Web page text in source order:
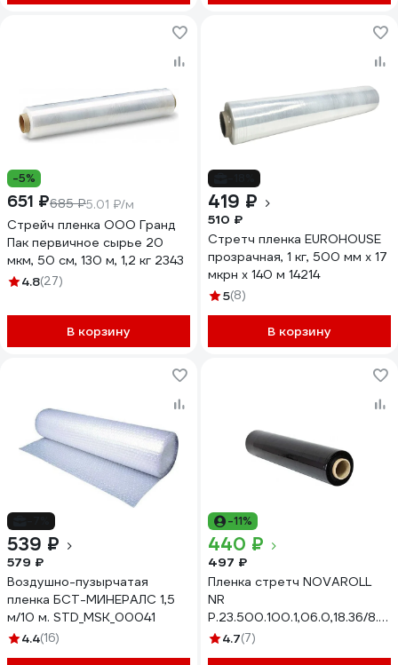
-5%
651 ₽685 ₽5.01 ₽/м
Стрейч пленка ООО Гранд
Пак первичное сырье 20
мкм, 50 см, 130 м, 1,2 кг 2343
4.8(27)
В корзину
419 ₽
510 ₽
Стретч пленка EUROHOUSE
прозрачная, 1 кг, 500 мм х 17
мкрн х 140 м 14214
5(8)
В корзину
539 ₽
579 ₽
Воздушно-пузырчатая
пленка БСТ-МИНЕРАЛС 1,5
м/10 м. STD_MSK_00041
4.4(16)
-11%
440 ₽
497 ₽
Пленка стретч NOVAROLL
NR
Р.23.500.100.1,06.0,18.36/
0367-001X
4.7(7)